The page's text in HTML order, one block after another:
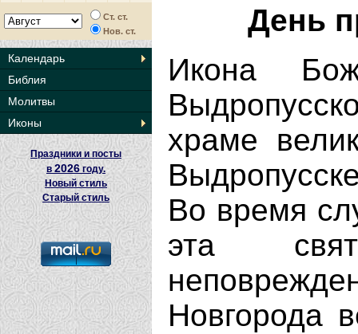
Ст. ст.
Нов. ст.
Календарь
Библия
Молитвы
Иконы
Праздники и посты
в 2026 году.
Новый стиль
Старый стиль
День
Икона
храме
Во время
эта
Новгорода